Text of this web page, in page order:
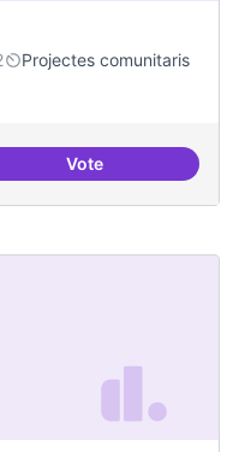
Projectes comunitaris
VoteVilaveïna